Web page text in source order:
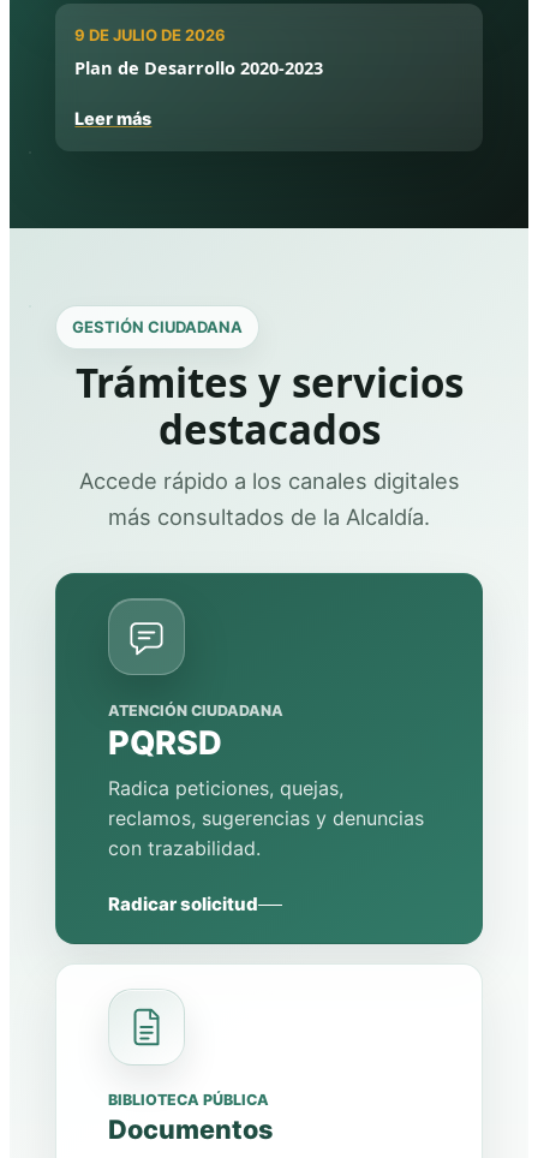
9 DE JULIO DE 2026
Plan de Desarrollo 2020-2023
Leer más
GESTIÓN CIUDADANA
Trámites y servicios
destacados
Accede rápido a los canales digitales
más consultados de la Alcaldía.
ATENCIÓN CIUDADANA
PQRSD
Radica peticiones, quejas,
reclamos, sugerencias y denuncias
con trazabilidad.
Radicar solicitud
BIBLIOTECA PÚBLICA
Documentos